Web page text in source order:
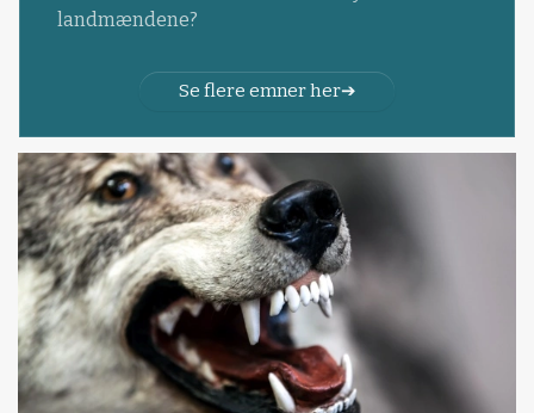
landmændene?
Se flere emner her